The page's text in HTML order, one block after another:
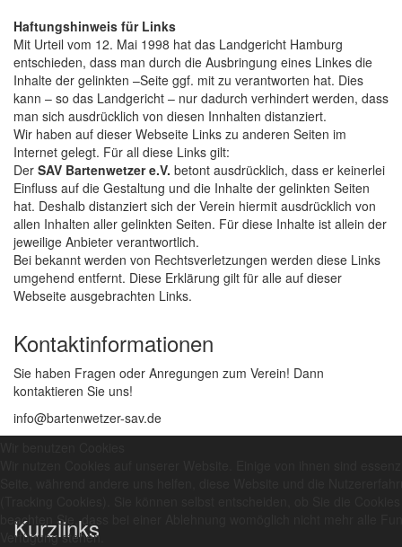
Haftungshinweis für Links
Mit Urteil vom 12. Mai 1998 hat das Landgericht Hamburg
entschieden, dass man durch die Ausbringung eines Linkes die
Inhalte der gelinkten –Seite ggf. mit zu verantworten hat. Dies
kann – so das Landgericht – nur dadurch verhindert werden, dass
man sich ausdrücklich von diesen Innhalten distanziert.
Wir haben auf dieser Webseite Links zu anderen Seiten im
Internet gelegt. Für all diese Links gilt:
Der SAV Bartenwetzer e.V. betont ausdrücklich, dass er keinerlei
Einfluss auf die Gestaltung und die Inhalte der gelinkten Seiten
hat. Deshalb distanziert sich der Verein hiermit ausdrücklich von
allen Inhalten aller gelinkten Seiten. Für diese Inhalte ist allein der
jeweilige Anbieter verantwortlich.
Bei bekannt werden von Rechtsverletzungen werden diese Links
umgehend entfernt. Diese Erklärung gilt für alle auf dieser
Webseite ausgebrachten Links.
Kontaktinformationen
Sie haben Fragen oder Anregungen zum Verein! Dann
kontaktieren Sie uns!
info@bartenwetzer-sav.de
Kurzlinks
beachten Sie, dass bei einer Ablehnung womöglich nicht mehr alle
Verfügung stehen.